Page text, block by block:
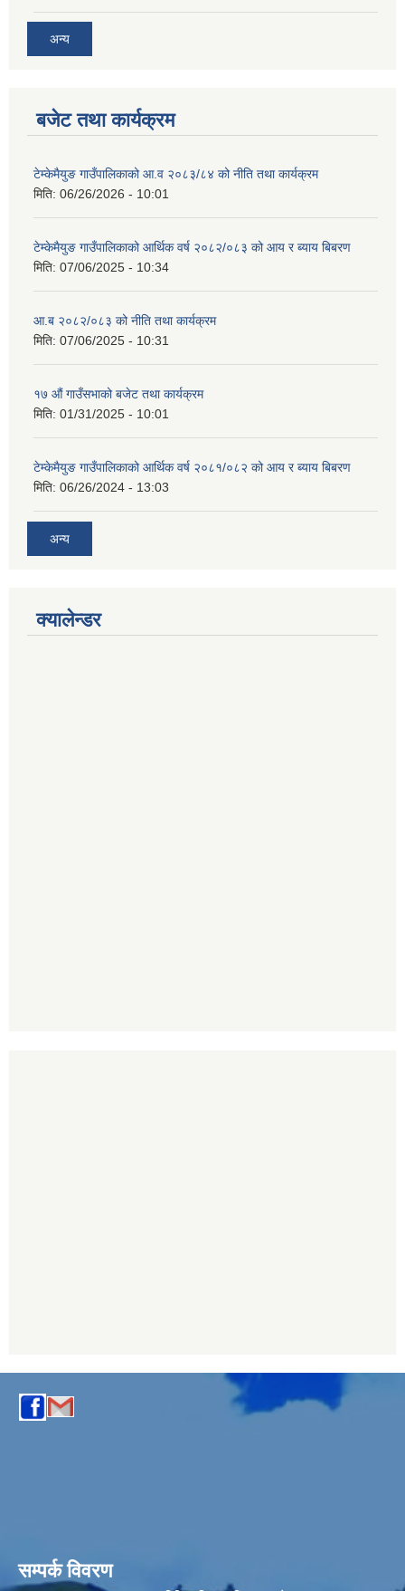
अन्य
बजेट तथा कार्यक्रम
टेम्केमैयुङ गाउँपालिकाको आ.व २०८३/८४ को नीति तथा कार्यक्रम
मिति: 06/26/2026 - 10:01
टेम्केमैयुङ गाउँपालिकाको आर्थिक वर्ष २०८२/०८३ को आय र ब्याय बिबरण
मिति: 07/06/2025 - 10:34
आ.ब २०८२/०८३ को नीति तथा कार्यक्रम
मिति: 07/06/2025 - 10:31
१७ औं गाउँसभाको बजेट तथा कार्यक्रम
मिति: 01/31/2025 - 10:01
टेम्केमैयुङ गाउँपालिकाको आर्थिक वर्ष २०८१/०८२ को आय र ब्याय बिबरण
मिति: 06/26/2024 - 13:03
अन्य
क्यालेन्डर
सम्पर्क विवरण